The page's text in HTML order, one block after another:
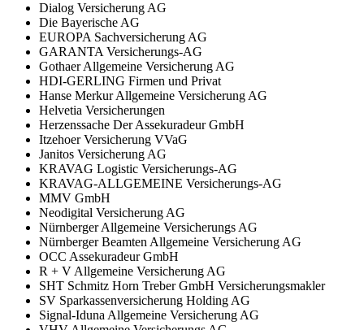
Dialog Versicherung AG
Die Bayerische AG
EUROPA Sachversicherung AG
GARANTA Versicherungs-AG
Gothaer Allgemeine Versicherung AG
HDI-GERLING Firmen und Privat
Hanse Merkur Allgemeine Versicherung AG
Helvetia Versicherungen
Herzenssache Der Assekuradeur GmbH
Itzehoer Versicherung VVaG
Janitos Versicherung AG
KRAVAG Logistic Versicherungs-AG
KRAVAG-ALLGEMEINE Versicherungs-AG
MMV GmbH
Neodigital Versicherung AG
Nürnberger Allgemeine Versicherungs AG
Nürnberger Beamten Allgemeine Versicherung AG
OCC Assekuradeur GmbH
R + V Allgemeine Versicherung AG
SHT Schmitz Horn Treber GmbH Versicherungsmakler
SV Sparkassenversicherung Holding AG
Signal-Iduna Allgemeine Versicherung AG